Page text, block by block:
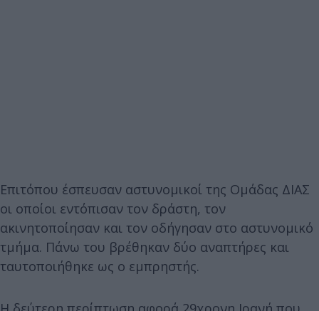
Επιτόπου έσπευσαν αστυνομικοί της Ομάδας ΔΙΑΣ
οι οποίοι εντόπισαν τον δράστη, τον
ακινητοποίησαν και τον οδήγησαν στο αστυνομικό
τμήμα. Πάνω του βρέθηκαν δύο αναπτήρες και
ταυτοποιήθηκε ως ο εμπρηστής.